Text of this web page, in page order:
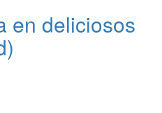
en deliciosos